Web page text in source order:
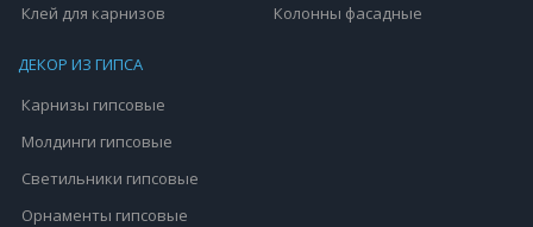
Клей для карнизов
Колонны фасадные
ДЕКОР ИЗ ГИПСА
Карнизы гипсовые
Молдинги гипсовые
Светильники гипсовые
Орнаменты гипсовые